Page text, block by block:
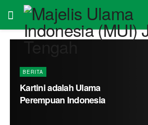
BERITA
Kartini adalah Ulama
Perempuan Indonesia